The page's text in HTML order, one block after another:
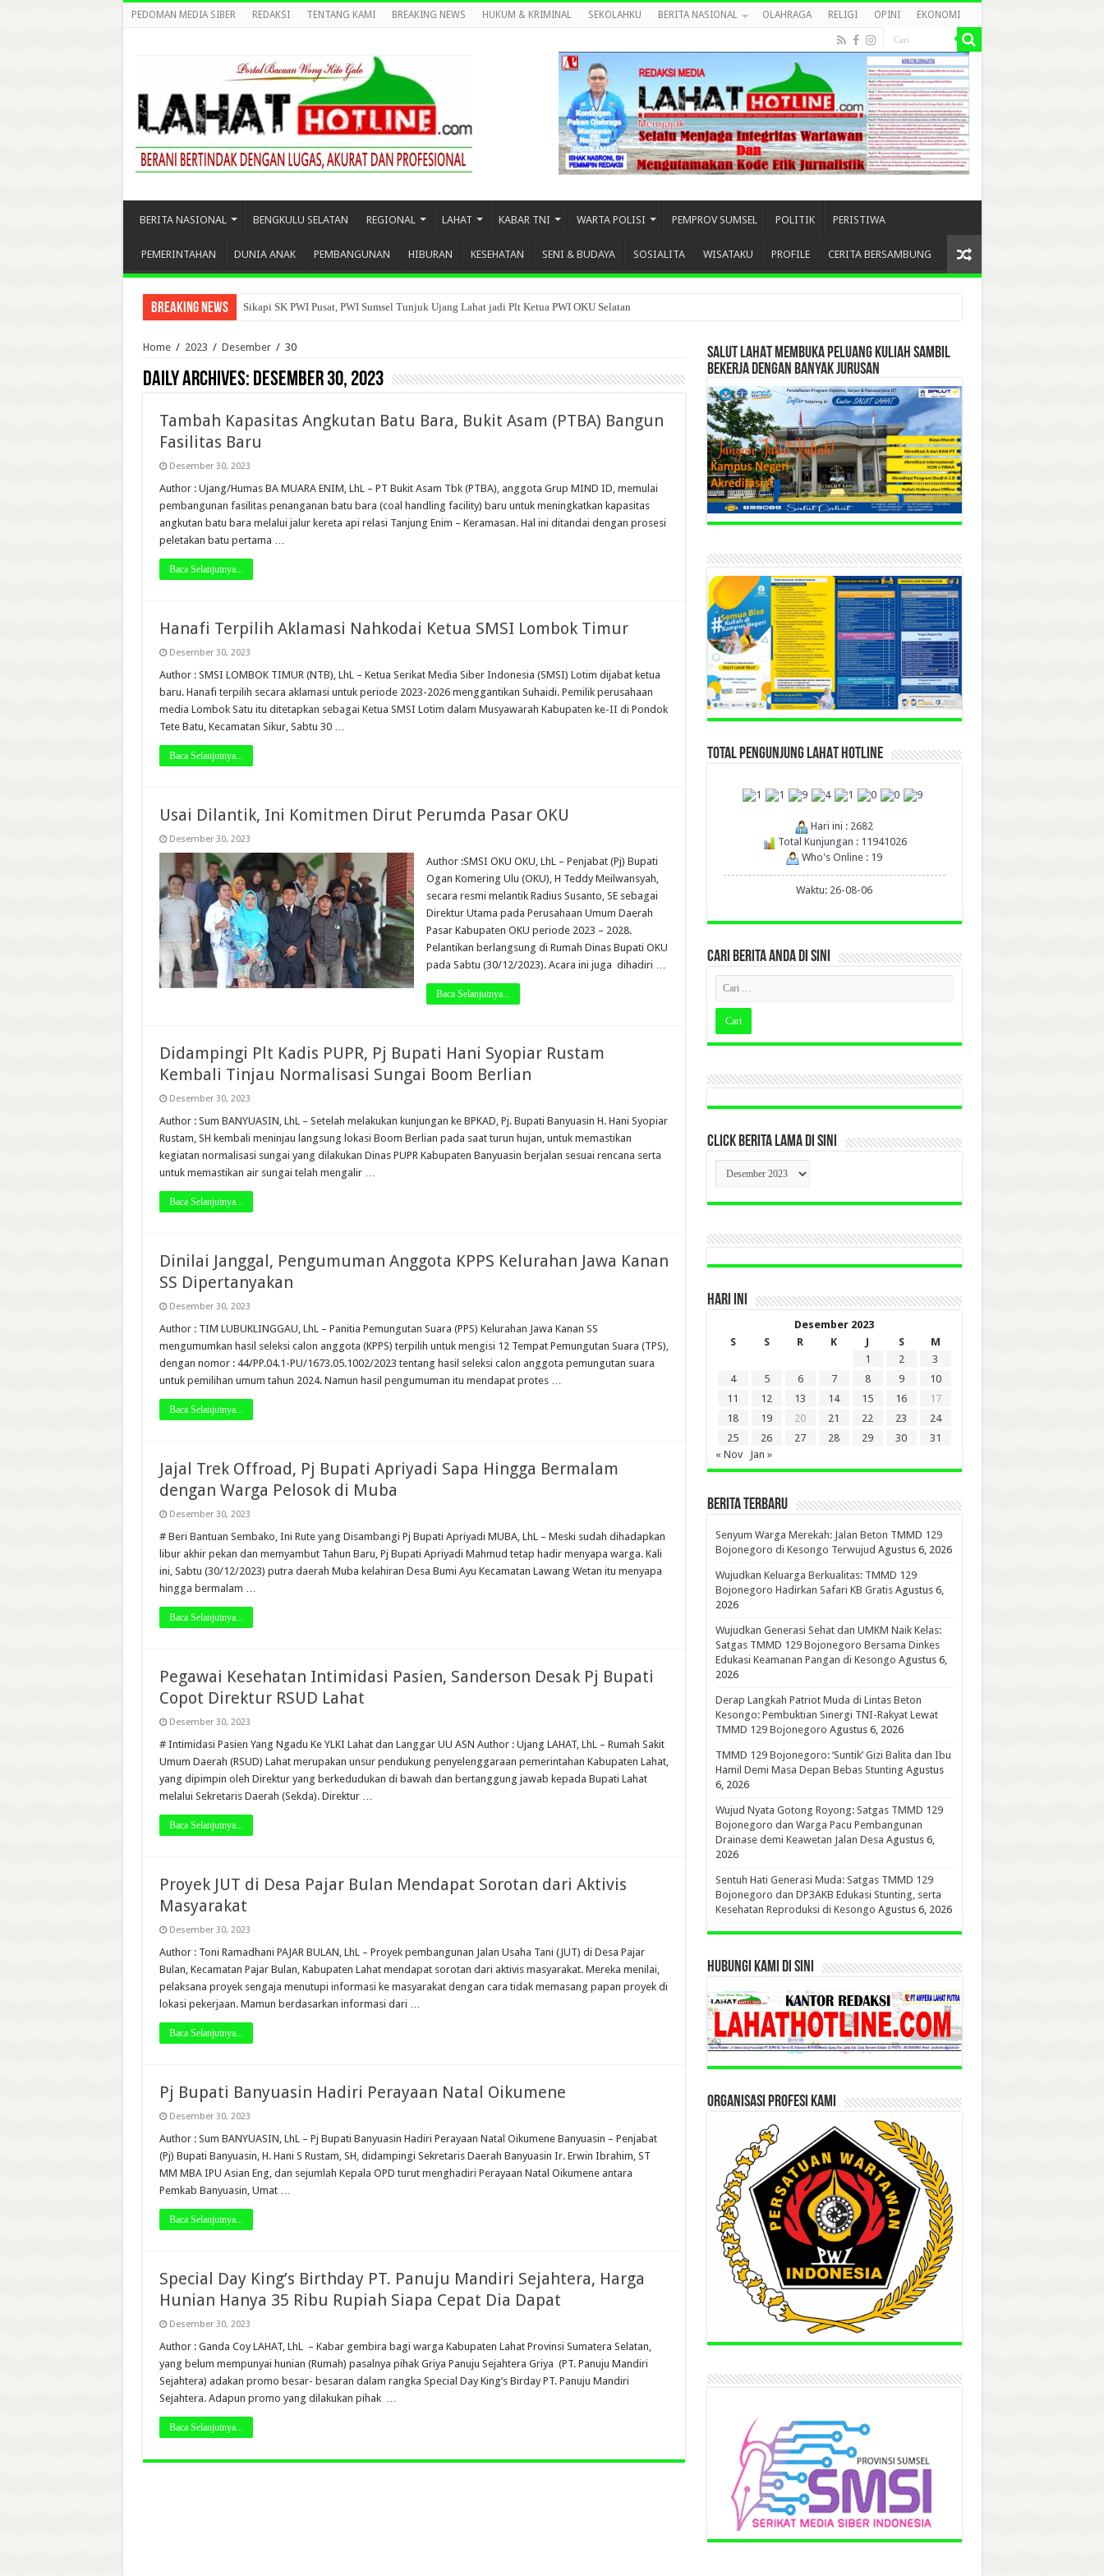
PEDOMAN MEDIA SIBER REDAKSI TENTANG KAMI BREAKING NEWS HUKUM & KRIMINAL SEKOLAHKU BERITA NASIONAL OLAHRAGA RELIGI OPINI EKONOMI
BERITA NASIONAL BENGKULU SELATAN REGIONAL LAHAT KABAR TNI WARTA POLISI PEMPROV SUMSEL POLITIK PERISTIWA
PEMERINTAHAN DUNIA ANAK PEMBANGUNAN HIBURAN KESEHATAN SENI & BUDAYA SOSIALITA WISATAKU PROFILE CERITA BERSAMBUNG
Breaking News Sikapi SK PWI Pusat, PWI Sumsel Tunjuk Ujang Lahat jadi Plt Ketua PWI OKU Selatan
Home / 2023 / Desember / 30
Daily Archives: Desember 30, 2023
Tambah Kapasitas Angkutan Batu Bara, Bukit Asam (PTBA) Bangun
Fasilitas Baru
Desember 30, 2023
Author : Ujang/Humas BA MUARA ENIM, LhL – PT Bukit Asam Tbk (PTBA), anggota Grup MIND ID, memulai
pembangunan fasilitas penanganan batu bara (coal handling facility) baru untuk meningkatkan kapasitas
angkutan batu bara melalui jalur kereta api relasi Tanjung Enim – Keramasan. Hal ini ditandai dengan prosesi
peletakan batu pertama …
Baca Selanjutnya...
Hanafi Terpilih Aklamasi Nahkodai Ketua SMSI Lombok Timur
Desember 30, 2023
Author : SMSI LOMBOK TIMUR (NTB), LhL – Ketua Serikat Media Siber Indonesia (SMSI) Lotim dijabat ketua
baru. Hanafi terpilih secara aklamasi untuk periode 2023-2026 menggantikan Suhaidi. Pemilik perusahaan
media Lombok Satu itu ditetapkan sebagai Ketua SMSI Lotim dalam Musyawarah Kabupaten ke-II di Pondok
Tete Batu, Kecamatan Sikur, Sabtu 30 …
Baca Selanjutnya...
Usai Dilantik, Ini Komitmen Dirut Perumda Pasar OKU
Desember 30, 2023
Author :SMSI OKU OKU, LhL – Penjabat (Pj) Bupati
Ogan Komering Ulu (OKU), H Teddy Meilwansyah,
secara resmi melantik Radius Susanto, SE sebagai
Direktur Utama pada Perusahaan Umum Daerah
Pasar Kabupaten OKU periode 2023 – 2028.
Pelantikan berlangsung di Rumah Dinas Bupati OKU
pada Sabtu (30/12/2023). Acara ini juga dihadiri …
Baca Selanjutnya...
Didampingi Plt Kadis PUPR, Pj Bupati Hani Syopiar Rustam
Kembali Tinjau Normalisasi Sungai Boom Berlian
Desember 30, 2023
Author : Sum BANYUASIN, LhL – Setelah melakukan kunjungan ke BPKAD, Pj. Bupati Banyuasin H. Hani Syopiar
Rustam, SH kembali meninjau langsung lokasi Boom Berlian pada saat turun hujan, untuk memastikan
kegiatan normalisasi sungai yang dilakukan Dinas PUPR Kabupaten Banyuasin berjalan sesuai rencana serta
untuk memastikan air sungai telah mengalir …
Baca Selanjutnya...
Dinilai Janggal, Pengumuman Anggota KPPS Kelurahan Jawa Kanan
SS Dipertanyakan
Desember 30, 2023
Author : TIM LUBUKLINGGAU, LhL – Panitia Pemungutan Suara (PPS) Kelurahan Jawa Kanan SS
mengumumkan hasil seleksi calon anggota (KPPS) terpilih untuk mengisi 12 Tempat Pemungutan Suara (TPS),
dengan nomor : 44/PP.04.1-PU/1673.05.1002/2023 tentang hasil seleksi calon anggota pemungutan suara
untuk pemilihan umum tahun 2024. Namun hasil pengumuman itu mendapat protes …
Baca Selanjutnya...
Jajal Trek Offroad, Pj Bupati Apriyadi Sapa Hingga Bermalam
dengan Warga Pelosok di Muba
Desember 30, 2023
# Beri Bantuan Sembako, Ini Rute yang Disambangi Pj Bupati Apriyadi MUBA, LhL – Meski sudah dihadapkan
libur akhir pekan dan memyambut Tahun Baru, Pj Bupati Apriyadi Mahmud tetap hadir menyapa warga. Kali
ini, Sabtu (30/12/2023) putra daerah Muba kelahiran Desa Bumi Ayu Kecamatan Lawang Wetan itu menyapa
hingga bermalam …
Baca Selanjutnya...
Pegawai Kesehatan Intimidasi Pasien, Sanderson Desak Pj Bupati
Copot Direktur RSUD Lahat
Desember 30, 2023
# Intimidasi Pasien Yang Ngadu Ke YLKI Lahat dan Langgar UU ASN Author : Ujang LAHAT, LhL – Rumah Sakit
Umum Daerah (RSUD) Lahat merupakan unsur pendukung penyelenggaraan pemerintahan Kabupaten Lahat,
yang dipimpin oleh Direktur yang berkedudukan di bawah dan bertanggung jawab kepada Bupati Lahat
melalui Sekretaris Daerah (Sekda). Direktur …
Baca Selanjutnya...
Proyek JUT di Desa Pajar Bulan Mendapat Sorotan dari Aktivis
Masyarakat
Desember 30, 2023
Author : Toni Ramadhani PAJAR BULAN, LhL – Proyek pembangunan Jalan Usaha Tani (JUT) di Desa Pajar
Bulan, Kecamatan Pajar Bulan, Kabupaten Lahat mendapat sorotan dari aktivis masyarakat. Mereka menilai,
pelaksana proyek sengaja menutupi informasi ke masyarakat dengan cara tidak memasang papan proyek di
lokasi pekerjaan. Mamun berdasarkan informasi dari …
Baca Selanjutnya...
Pj Bupati Banyuasin Hadiri Perayaan Natal Oikumene
Desember 30, 2023
Author : Sum BANYUASIN, LhL – Pj Bupati Banyuasin Hadiri Perayaan Natal Oikumene Banyuasin – Penjabat
(Pj) Bupati Banyuasin, H. Hani S Rustam, SH, didampingi Sekretaris Daerah Banyuasin Ir. Erwin Ibrahim, ST
MM MBA IPU Asian Eng, dan sejumlah Kepala OPD turut menghadiri Perayaan Natal Oikumene antara
Pemkab Banyuasin, Umat …
Baca Selanjutnya...
Special Day King’s Birthday PT. Panuju Mandiri Sejahtera, Harga
Hunian Hanya 35 Ribu Rupiah Siapa Cepat Dia Dapat
Desember 30, 2023
Author : Ganda Coy LAHAT, LhL – Kabar gembira bagi warga Kabupaten Lahat Provinsi Sumatera Selatan,
yang belum mempunyai hunian (Rumah) pasalnya pihak Griya Panuju Sejahtera Griya (PT. Panuju Mandiri
Sejahtera) adakan promo besar- besaran dalam rangka Special Day King’s Birday PT. Panuju Mandiri
Sejahtera. Adapun promo yang dilakukan pihak …
Baca Selanjutnya...
SALUT LAHAT MEMBUKA PELUANG KULIAH SAMBIL
BEKERJA DENGAN BANYAK JURUSAN
TOTAL PENGUNJUNG LAHAT HOTLINE
Hari ini : 2682
Total Kunjungan : 11941026
Who's Online : 19
Waktu: 26-08-06
CARI BERITA ANDA DI SINI
CLICK BERITA LAMA DI SINI
CLICK
BERITA
LAMA
DI
HARI INI
Desember 2023
S
S R K J S
M
1
2
3
4
5 6 7 8 9
10
11
12 13 14 15 16
17
18
19 20 21 22 23
24
25
26 27 28 29 30
31
« Nov
Jan »
BERITA TERBARU
Senyum Warga Merekah: Jalan Beton TMMD 129
Bojonegoro di Kesongo Terwujud Agustus 6, 2026
Wujudkan Keluarga Berkualitas: TMMD 129
Bojonegoro Hadirkan Safari KB Gratis Agustus 6,
2026
Wujudkan Generasi Sehat dan UMKM Naik Kelas:
Satgas TMMD 129 Bojonegoro Bersama Dinkes
Edukasi Keamanan Pangan di Kesongo Agustus 6,
2026
Derap Langkah Patriot Muda di Lintas Beton
Kesongo: Pembuktian Sinergi TNI-Rakyat Lewat
TMMD 129 Bojonegoro Agustus 6, 2026
TMMD 129 Bojonegoro: ‘Suntik’ Gizi Balita dan Ibu
Hamil Demi Masa Depan Bebas Stunting Agustus
6, 2026
Wujud Nyata Gotong Royong: Satgas TMMD 129
Bojonegoro dan Warga Pacu Pembangunan
Drainase demi Keawetan Jalan Desa Agustus 6,
2026
Sentuh Hati Generasi Muda: Satgas TMMD 129
Bojonegoro dan DP3AKB Edukasi Stunting, serta
Kesehatan Reproduksi di Kesongo Agustus 6, 2026
HUBUNGI KAMI DI SINI
ORGANISASI PROFESI KAMI